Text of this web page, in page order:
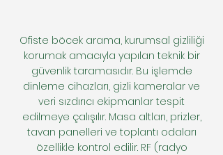
Ofiste böcek arama, kurumsal gizliliği
korumak amacıyla yapılan teknik bir
güvenlik taramasıdır. Bu işlemde
dinleme cihazları, gizli kameralar ve
veri sızdırıcı ekipmanlar tespit
edilmeye çalışılır. Masa altları, prizler,
tavan panelleri ve toplantı odaları
özellikle kontrol edilir. RF (radyo